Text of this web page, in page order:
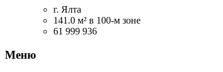
г. Ялта
141.0 м² в 100-м зоне
61 999 936
Меню